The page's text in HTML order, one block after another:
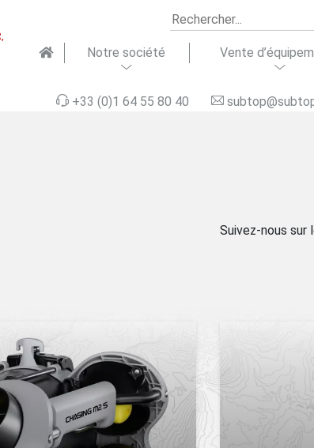
Notre société
d’activité
Vente
d’occasion
technique
+33 (0)1 64 55 80 40
Suivez-nous sur